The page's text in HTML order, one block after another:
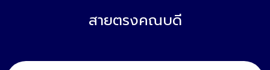
สายตรงคณบดี